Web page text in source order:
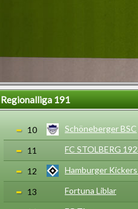
Regionalliga 191
10 Schöneberger BSC
11
FC STOLBERG
12
Hamburger Kickers
13
Fortuna Liblar